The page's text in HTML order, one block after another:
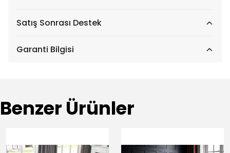
Satış Sonrası Destek
Garanti Bilgisi
Benzer Ürünler